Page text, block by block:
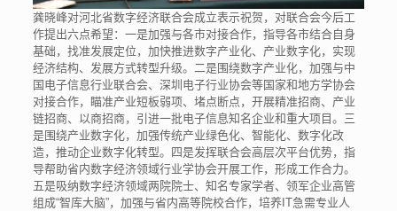
龚晓峰对河北省数字经济联合会成立表示祝贺，对联合会今后工
作提出六点希望：一是加强与各市对接合作，指导各市结合自身
基础，找准发展定位，加快推进数字产业化、产业数字化，实现
经济结构、发展方式转型升级。二是围绕数字产业化，加强与中
国电子信息行业联合会、深圳电子行业协会等国家和地方学协会
对接合作，瞄准产业短板弱项、堵点断点，开展精准招商、产业
链招商、以商招商，引进一批电子信息知名企业和重大项目。三
是围绕产业数字化，加强传统产业绿色化、智能化、数字化改
造，推动企业数字化转型。四是发挥联合会高层次平台优势，指
导帮助省内数字经济领域行业学协会开展工作，形成工作合力。
五是吸纳数字经济领域两院院士、知名专家学者、领军企业高管
组成“智库大脑”，加强与省内高等院校合作，培养IT急需专业人